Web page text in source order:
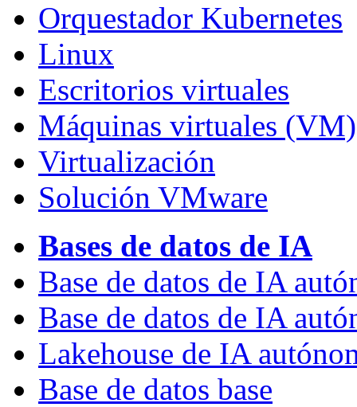
Orquestador Kubernetes
Linux
Escritorios virtuales
Máquinas virtuales (VM)
Virtualización
Solución VMware
Bases de datos de IA
Base de datos de IA
Base de datos de IA
Lakehouse de IA
Base de datos base